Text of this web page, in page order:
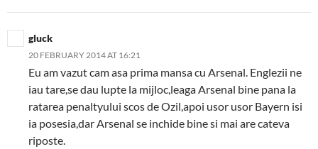
gluck
20 FEBRUARY 2014 AT 16:21
Eu am vazut cam asa prima mansa cu Arsenal. Englezii ne
iau tare,se dau lupte la mijloc,leaga Arsenal bine pana la
ratarea penaltyului scos de Ozil,apoi usor usor Bayern isi
ia posesia,dar Arsenal se inchide bine si mai are cateva
riposte.